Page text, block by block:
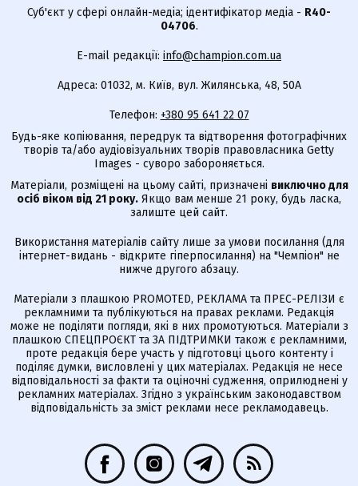
Суб'єкт у сфері онлайн-медіа; ідентифікатор медіа - R40-
04706.
E-mail редакції: info@champion.com.ua
Адреса: 01032, м. Київ, вул. Жилянська, 48, 50А
Телефон: +380 95 641 22 07
Будь-яке копіювання, передрук та відтворення фотографічних
творів та/або аудіовізуальних творів правовласника Getty
Images - суворо забороняється.
Матеріали, розміщені на цьому сайті, призначені виключно для
осіб віком від 21 року. Якщо вам менше 21 року, будь ласка,
залиште цей сайт.
Використання матеріалів сайту лише за умови посилання (для
інтернет-видань - відкрите гіперпосилання) на "Чемпіон" не
нижче другого абзацу.
Матеріали з плашкою PROMOTED, РЕКЛАМА та ПРЕС-РЕЛІЗИ є
рекламними та публікуються на правах реклами. Редакція
може не поділяти погляди, які в них промотуються. Матеріали з
плашкою СПЕЦПРОЄКТ та ЗА ПІДТРИМКИ також є рекламними,
проте редакція бере участь у підготовці цього контенту і
поділяє думки, висловлені у цих матеріалах. Редакція не несе
відповідальності за факти та оціночні судження, оприлюднені у
рекламних матеріалах. Згідно з українським законодавством
відповідальність за зміст реклами несе рекламодавець.